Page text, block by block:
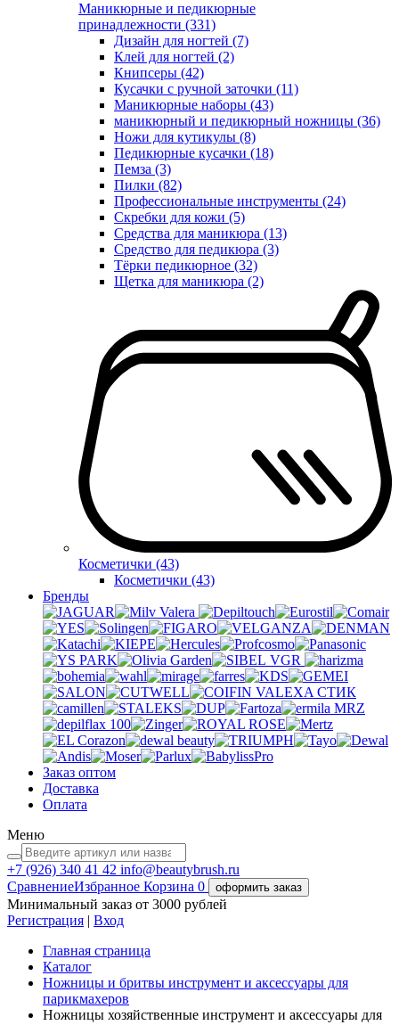
Маникюрные и педикюрные
принадлежности (331)
Дизайн для ногтей (7)
Клей для ногтей (2)
Книпсеры (42)
Кусачки с ручной заточки (11)
Маникюрные наборы (43)
маникюрный и педикюрный ножницы (36)
Ножи для кутикулы (8)
Педикюрные кусачки (18)
Пемза (3)
Пилки (82)
Профессиональные инструменты (24)
Скребки для кожи (5)
Средства для маникюра (13)
Средство для педикюра (3)
Тёрки педикюрное (32)
Щетка для маникюра (2)
Косметички (43)
Косметички (43)
Бренды
Valera
VGR
VALEXA СТИК
MRZ
Заказ оптом
Доставка
Оплата
Меню
+7 (926) 340 41 42 info@beautybrush.ru
СравнениеИзбранное Корзина 0 оформить заказ
Минимальный заказ от 3000 рублей
Регистрация | Вход
Главная страница
Каталог
Ножницы и бритвы инструмент и аксессуары для
парикмахеров
Ножницы хозяйственные инструмент и аксессуары для